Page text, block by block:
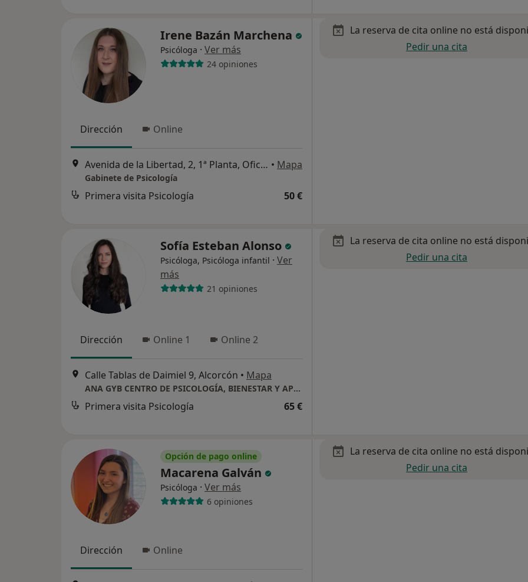
Irene Bazán Marchena
Psicóloga · Ver más
24 opiniones
Dirección Online
Avenida de la Libertad, 2, 1ª Planta, Oficina 2, Alcorcón • Mapa
Gabinete de Psicología
Primera visita Psicología 50 €
La reserva de cita online no está
Pedir una cita
Sofía Esteban Alonso
Psicóloga, Psicóloga infantil · Ver
más
21 opiniones
Dirección Online 1 Online 2
Calle Tablas de Daimiel 9, Alcorcón • Mapa
ANA GYB CENTRO DE PSICOLOGÍA, BIENESTAR Y APRENDIZAJE
Primera visita Psicología 65 €
La reserva de cita online no está
Pedir una cita
Opción de pago online
Macarena Galván
Psicóloga · Ver más
6 opiniones
Dirección Online
La reserva de cita online no está
Pedir una cita